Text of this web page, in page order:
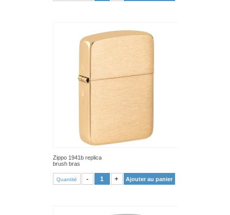
Zippo 1941b replica
brush bras
Quantité - + Ajouter au panier